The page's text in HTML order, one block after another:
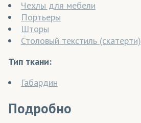
Чехлы для мебели
Портьеры
Шторы
Столовый текстиль (скатерти)
Тип ткани:
Габардин
Подробно